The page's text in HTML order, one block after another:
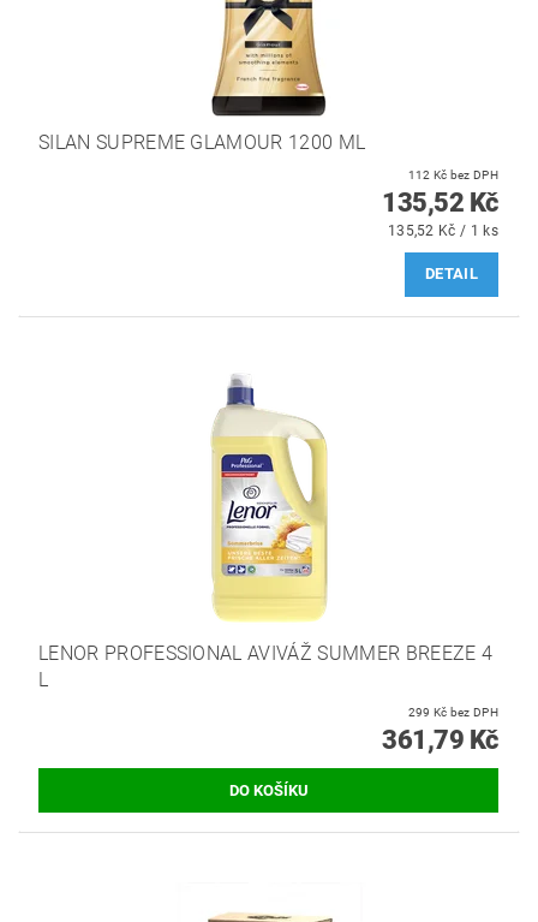
SILAN SUPREME GLAMOUR 1200 ML
112 Kč bez DPH
135,52 Kč
135,52 Kč / 1 ks
DETAIL
LENOR PROFESSIONAL AVIVÁŽ SUMMER BREEZE 4
L
299 Kč bez DPH
361,79 Kč